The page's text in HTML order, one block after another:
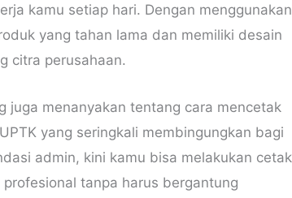
kamu setiap hari. Dengan menggunakan
yang tahan lama dan memiliki desain
citra perusahaan.
juga menanyakan tentang cara mencetak
yang seringkali membingungkan bagi
admin, kini kamu bisa melakukan cetak
tanpa harus bergantung